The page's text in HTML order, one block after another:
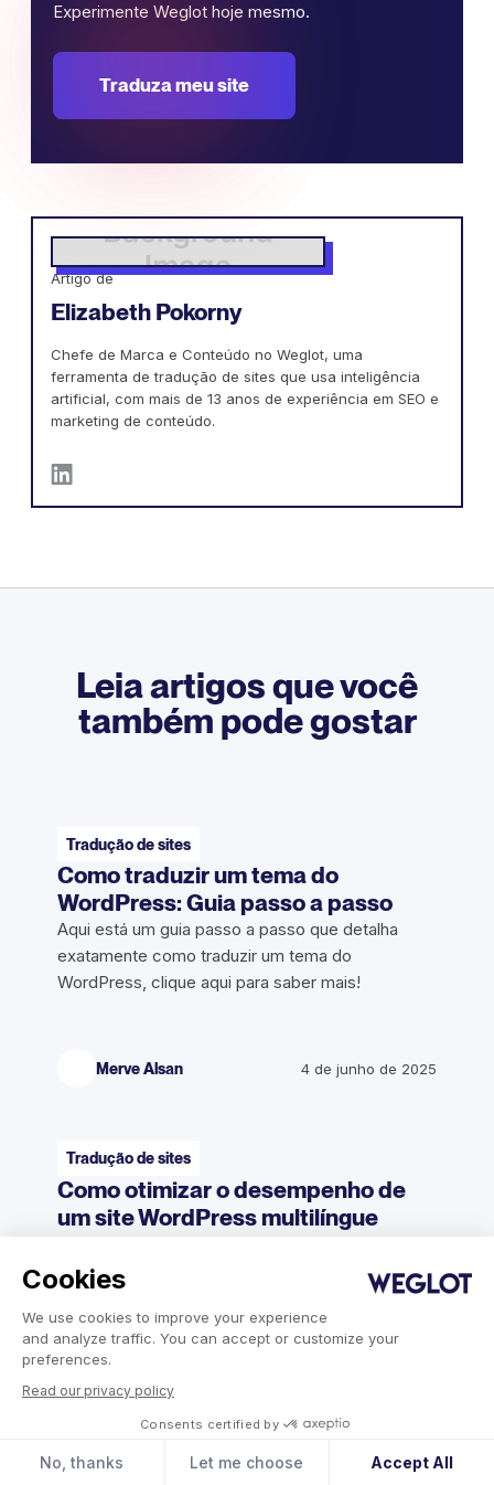
Cookies
We use cookies to improve your experience
and analyze traffic. You can accept or customize your
preferences.
Read our privacy policy
Consents certified by
No, thanks Let me choose Accept All
Experimente Weglot hoje mesmo.
Traduza meu site
Artigo de
Elizabeth Pokorny
Chefe de Marca e Conteúdo no Weglot, uma
ferramenta de tradução de sites que usa inteligência
artificial, com mais de 13 anos de experiência em SEO e
marketing de conteúdo.
Leia artigos que você
também pode gostar
Tradução de sites
Como traduzir um tema do
WordPress: Guia passo a passo
Aqui está um guia passo a passo que detalha
exatamente como traduzir um tema do
WordPress, clique aqui para saber mais!
Merve Alsan 4 de junho de 2025
Tradução de sites
Como otimizar o desempenho de
um site WordPress multilíngue
Descubra sobre arquitetura baseada em nuvem,
configuração automática de hreflang,
configuração de CDN e estratégias de cache que
mantêm sites WordPress multilíngues rápidos e
fáceis de serem encontrados pelos buscadores.
5 de março de 2026